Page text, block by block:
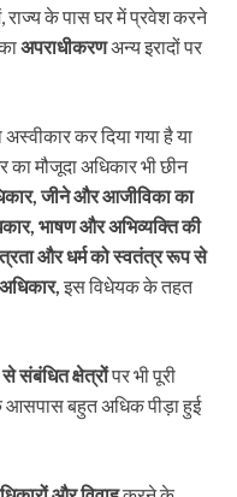
के पास घर में प्रवेश करने
अपराधीकरणअन्य इरादों पर
अस्वीकार कर दिया गया है या
का मौजूदा अधिकार भी छीन
,जीने और आजीविका का
, भाषण और अभिव्यक्ति की
और धर्म को स्वतंत्र रूप से
,इस विधेयक के तहत
संबंधित क्षेत्रोंपर भी पूरी
आसपास बहुत अधिक पीड़ा हुई